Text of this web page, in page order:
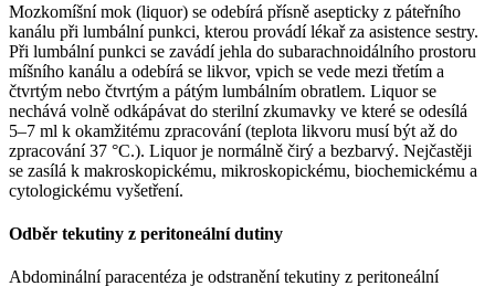
Mozkomíšní mok (liquor) se odebírá přísně asepticky z páteřního
kanálu při lumbální punkci, kterou provádí lékař za asistence sestry.
Při lumbální punkci se zavádí jehla do subarachnoidálního prostoru
míšního kanálu a odebírá se likvor, vpich se vede mezi třetím a
čtvrtým nebo čtvrtým a pátým lumbálním obratlem. Liquor se
nechává volně odkápávat do sterilní zkumavky ve které se odesílá
5–7 ml k okamžitému zpracování (teplota likvoru musí být až do
zpracování 37 °C.). Liquor je normálně čirý a bezbarvý. Nejčastěji
se zasílá k makroskopickému, mikroskopickému, biochemickému a
cytologickému vyšetření.
Odběr tekutiny z peritoneální dutiny
Abdominální paracentéza je odstranění tekutiny z peritoneální